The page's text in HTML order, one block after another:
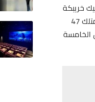
خريبكة
الذي يحتل المركز الثاني ب46 نقطة من أصل 26 مباراة وأما صاحب المركز الاول هو شباب الرياضي السالمي الذي يمتلك 47
الفرق الخامسة